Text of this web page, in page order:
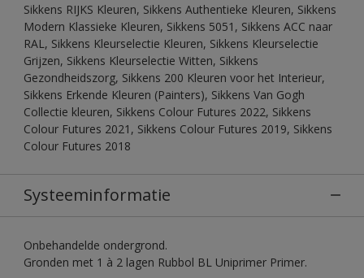
Sikkens RIJKS Kleuren, Sikkens Authentieke Kleuren, Sikkens
Modern Klassieke Kleuren, Sikkens 5051, Sikkens ACC naar
RAL, Sikkens Kleurselectie Kleuren, Sikkens Kleurselectie
Grijzen, Sikkens Kleurselectie Witten, Sikkens
Gezondheidszorg, Sikkens 200 Kleuren voor het Interieur,
Sikkens Erkende Kleuren (Painters), Sikkens Van Gogh
Collectie kleuren, Sikkens Colour Futures 2022, Sikkens
Colour Futures 2021, Sikkens Colour Futures 2019, Sikkens
Colour Futures 2018
Systeeminformatie
Onbehandelde ondergrond.
Gronden met 1 à 2 lagen Rubbol BL Uniprimer Primer.